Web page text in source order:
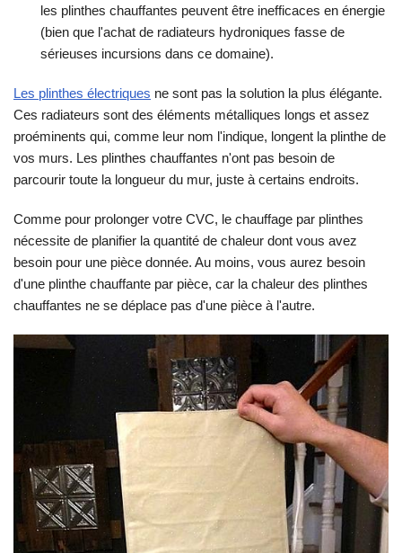
les plinthes chauffantes peuvent être inefficaces en énergie
(bien que l'achat de radiateurs hydroniques fasse de
sérieuses incursions dans ce domaine).
Les plinthes électriques ne sont pas la solution la plus élégante.
Ces radiateurs sont des éléments métalliques longs et assez
proéminents qui, comme leur nom l'indique, longent la plinthe de
vos murs. Les plinthes chauffantes n'ont pas besoin de
parcourir toute la longueur du mur, juste à certains endroits.
Comme pour prolonger votre CVC, le chauffage par plinthes
nécessite de planifier la quantité de chaleur dont vous avez
besoin pour une pièce donnée. Au moins, vous aurez besoin
d'une plinthe chauffante par pièce, car la chaleur des plinthes
chauffantes ne se déplace pas d'une pièce à l'autre.